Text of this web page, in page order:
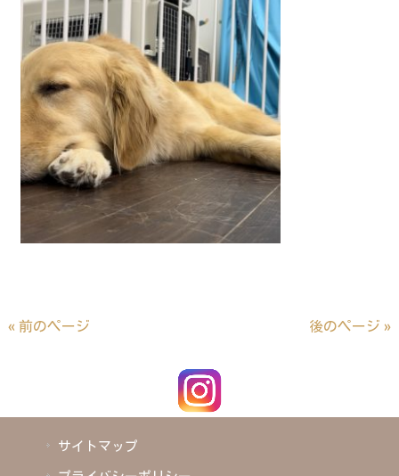
« 前のページ 後のページ »
サイトマップ